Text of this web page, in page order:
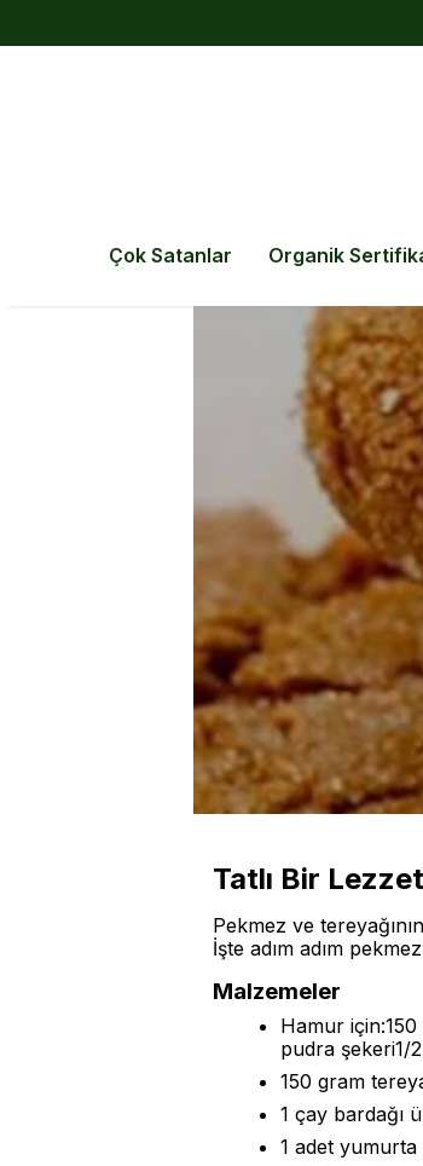
Çok Satanlar Organik
Tatlı Bir
Pekmez ve
İşte adım adım
Malzemeler
Hamur için:150
pudra şekeri1/
150 gram
1 çay bardağı
1 adet yumurta